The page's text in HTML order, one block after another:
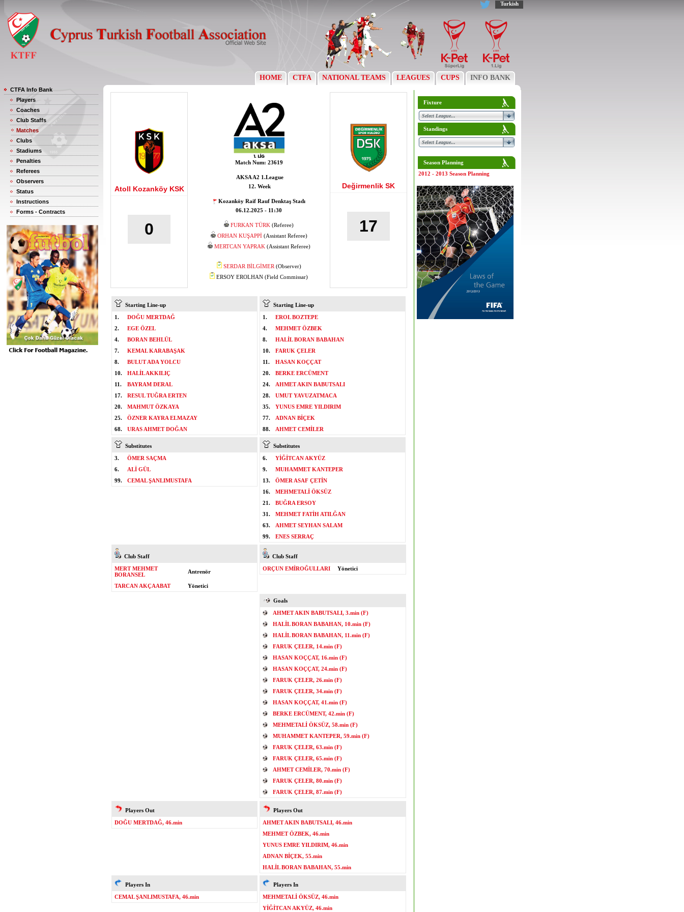
Turkish
HOME CTFA NATIONAL TEAMS LEAGUES CUPS INFO BANK
CTFA Info Bank
Players
Coaches
Club Staffs
Matches
Clubs
Stadiums
Penalties
Referees
Observers
Status
Instructions
Forms - Contracts
Atoll Kozanköy KSK
0
Match Num: 23619
AKSA A2 1.League
12. Week
Kozanköy Raif Rauf Denktaş Stadı
06.12.2025 - 11:30
FURKAN TÜRK (Referee)
ORHAN KUŞAPPİ(Assistant Referee)
MERTCAN YAPRAK(Assistant Referee)
SERDAR BİLGİMER (Observer)
ERSOY EROLHAN (Field Commissar)
Değirmenlik SK
17
Starting Line-up
1.
DOĞU MERTDAĞ
2.
EGE ÖZEL
4.
BORAN BEHLÜL
7.
KEMAL KARABAŞAK
8.
BULUT ADA YOLCU
10.
HALİL AKKILIÇ
11.
BAYRAM DERAL
17.
RESUL TUĞRA ERTEN
20.
MAHMUT ÖZKAYA
25.
ÖZNER KAYRA ELMAZAY
68.
URAS AHMET DOĞAN
Starting Line-up
1.
EROL BOZTEPE
4.
MEHMET ÖZBEK
8.
HALİL BORAN BABAHAN
10.
FARUK ÇELER
11.
HASAN KOÇÇAT
20.
BERKE ERCÜMENT
24.
AHMET AKIN BABUTSALI
28.
UMUT YAVUZATMACA
35.
YUNUS EMRE YILDIRIM
77.
ADNAN BİÇEK
88.
AHMET CEMİLER
Substitutes
3.
ÖMER SAÇMA
6.
ALİ GÜL
99.
CEMAL ŞANLIMUSTAFA
Substitutes
6.
YİĞİTCAN AKYÜZ
9.
MUHAMMET KANTEPER
13.
ÖMER ASAF ÇETİN
16.
MEHMETALİ ÖKSÜZ
21.
BUĞRA ERSOY
31.
MEHMET FATİH ATILĞAN
63.
AHMET SEYHAN SALAM
99.
ENES SERRAÇ
Club Staff
MERT MEHMET
BORANSEL
Antrenör
TARCAN AKÇAABAT Yönetici
Club Staff
ORÇUN EMİROĞULLARI
Yönetici
Goals
AHMET AKIN BABUTSALI, 3.min (F)
HALİL BORAN BABAHAN, 10.min (F)
HALİL BORAN BABAHAN, 11.min (F)
FARUK ÇELER, 14.min (F)
HASAN KOÇÇAT, 16.min (F)
HASAN KOÇÇAT, 24.min (F)
FARUK ÇELER, 26.min (F)
FARUK ÇELER, 34.min (F)
HASAN KOÇÇAT, 41.min (F)
BERKE ERCÜMENT, 42.min (F)
MEHMETALİ ÖKSÜZ, 58.min (F)
MUHAMMET KANTEPER, 59.min (F)
FARUK ÇELER, 63.min (F)
FARUK ÇELER, 65.min (F)
AHMET CEMİLER, 70.min (F)
FARUK ÇELER, 80.min (F)
FARUK ÇELER, 87.min (F)
Players Out
DOĞU MERTDAĞ, 46.min
Players Out
AHMET AKIN BABUTSALI, 46.min
MEHMET ÖZBEK, 46.min
YUNUS EMRE YILDIRIM, 46.min
ADNAN BİÇEK, 55.min
HALİL BORAN BABAHAN, 55.min
Players In
CEMAL ŞANLIMUSTAFA, 46.min
Players In
MEHMETALİ ÖKSÜZ, 46.min
YİĞİTCAN AKYÜZ, 46.min
Fixture
Standings
Season Planning
2012 - 2013 Season Planning